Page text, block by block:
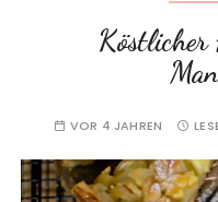
Köstlicher
VOR 4 JAHREN